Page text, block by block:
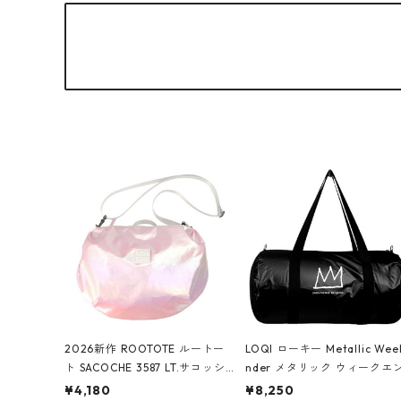
2026新作 ROOTOTE ルートー
ト SACOCHE 3587 LT.サコッシ
ュ.ルミエ-B ショルダーバッグ
¥4,180
LOQI ローキー Metallic
nder メタリック ウィークエ
ダー ボストンバッグ ショル
¥8,250